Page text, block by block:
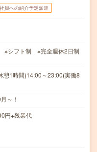
員への紹介予定派遣
※シフト制 ※完全週休2日制
1時間)14:00～23:00(実働8
～！
円+残業代